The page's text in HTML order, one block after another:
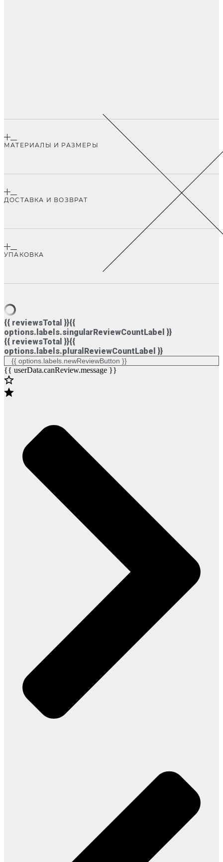
МАТЕРИАЛЫ И РАЗМЕРЫ
ДОСТАВКА И ВОЗВРАТ
УПАКОВКА
{{ reviewsTotal }}{{
options.labels.singularReviewCountLabel }}
{{ reviewsTotal }}{{
options.labels.pluralReviewCountLabel }}
{{ options.labels.newReviewButton }}
{{ userData.canReview.message }}